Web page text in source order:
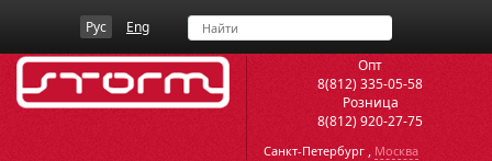
Рус Eng
Опт
8(812) 335-05-58
Розница
8(812) 920-27-75
Санкт-Петербург , Москва